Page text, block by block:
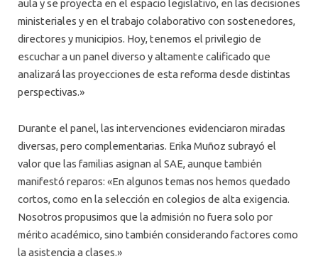
aula y se proyecta en el espacio legislativo, en las decisiones
ministeriales y en el trabajo colaborativo con sostenedores,
directores y municipios. Hoy, tenemos el privilegio de
escuchar a un panel diverso y altamente calificado que
analizará las proyecciones de esta reforma desde distintas
perspectivas.»
Durante el panel, las intervenciones evidenciaron miradas
diversas, pero complementarias. Erika Muñoz subrayó el
valor que las familias asignan al SAE, aunque también
manifestó reparos: «En algunos temas nos hemos quedado
cortos, como en la selección en colegios de alta exigencia.
Nosotros propusimos que la admisión no fuera solo por
mérito académico, sino también considerando factores como
la asistencia a clases.»